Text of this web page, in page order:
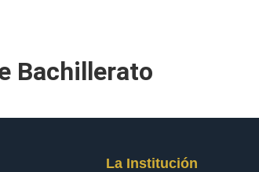
Bachillerato
La Institución